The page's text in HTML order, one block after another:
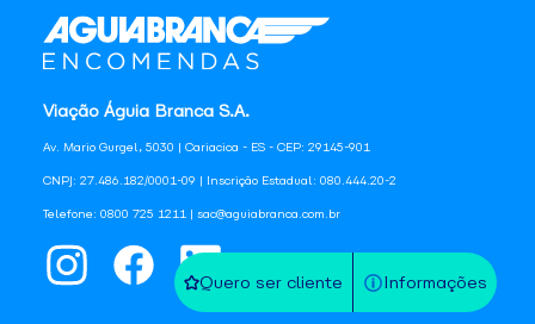
Quero ser cliente Informações
Viação Águia Branca S.A.
Av. Mario Gurgel, 5030 | Cariacica - ES - CEP: 29145-901
CNPJ: 27.486.182/0001-09 | Inscrição Estadual: 080.444.20-2
Telefone: 0800 725 1211 | sac@aguiabranca.com.br